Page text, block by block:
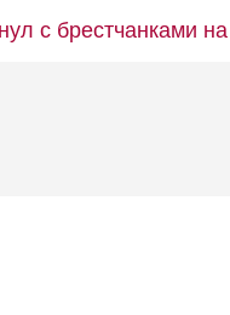
с брестчанками